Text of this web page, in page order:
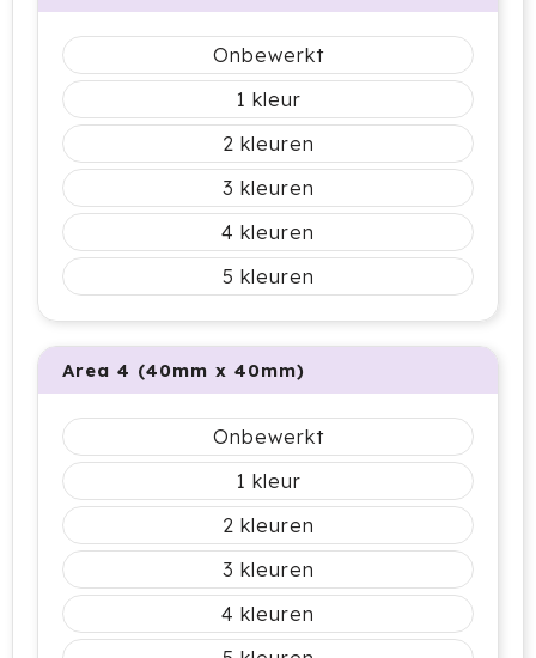
Gusta
Halfar
HappyGlass
HappyTruffel
Herschel
Igloo
Impliva
Iqoniq
IZY
Janzen
JBL
JENS Living
Onbewerkt
1
2
3
4
5
Area 4 (40mm x 40mm)
Onbewerkt
1
2
3
4